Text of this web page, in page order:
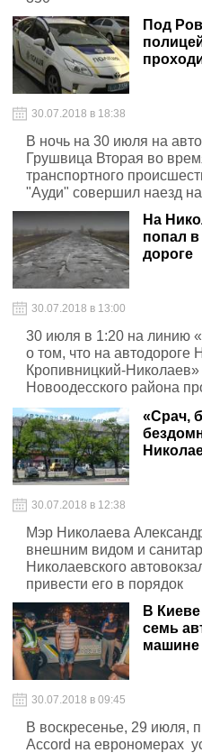
Под
30.07.2018 в 18:38
В ночь на 30 июля на
Грушвица Вторая во
транспортного
"Ауди" совершил наезд
На
попал
дороге
30.07.2018 в 13:00
30 июля в 1:20 на линию
о том, что на автодороге
Кропивницкий-Николаев»
Новоодесского района
транспортное
«Срач,
30.07.2018 в 12:38
Мэр Николаева
внешним видом и
Николаевского
привести его в порядок
В
семь
машине
30.07.2018 в 09:45
В воскресенье, 29 июля,
Accord на еврономерах